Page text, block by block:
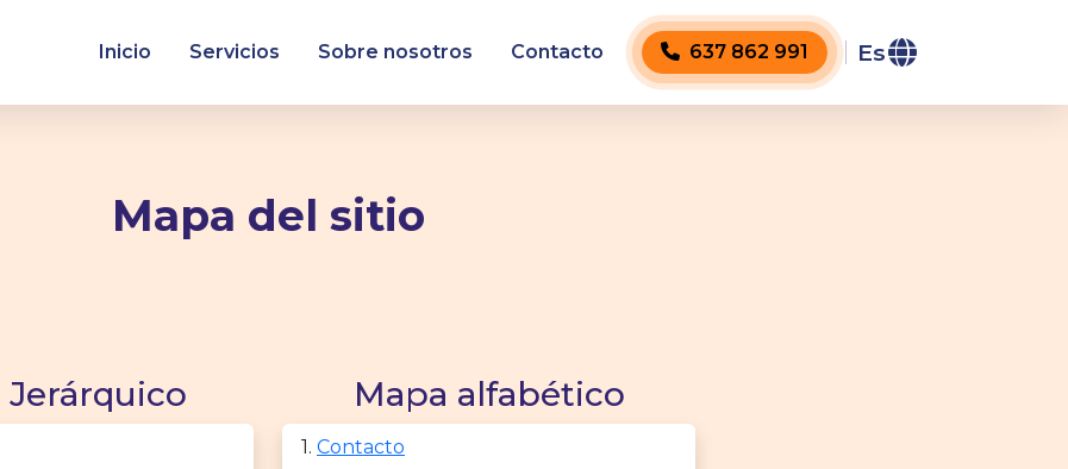
Inicio Servicios Sobre nosotros Contacto 637 862 991 Es
Mapa del sitio
Jerárquico Mapa alfabético
Contacto